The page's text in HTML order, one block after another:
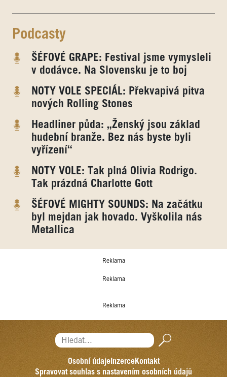
Podcasty
ŠÉFOVÉ GRAPE: Festival jsme vymysleli
v dodávce. Na Slovensku je to boj
NOTY VOLE SPECIÁL: Překvapivá pitva
nových Rolling Stones
Headliner půda: „Ženský jsou základ
hudební branže. Bez nás byste byli
vyřízení“
NOTY VOLE: Tak plná Olivia Rodrigo.
Tak prázdná Charlotte Gott
ŠÉFOVÉ MIGHTY SOUNDS: Na začátku
byl mejdan jak hovado. Vyškolila nás
Metallica
Reklama
Reklama
Reklama
Hledat...
Osobní údajeInzerceKontakt
Spravovat souhlas s nastavením osobních údajů